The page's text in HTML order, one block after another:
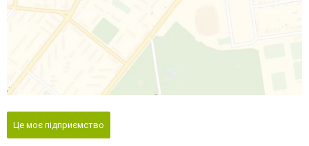
Це моє підприємство